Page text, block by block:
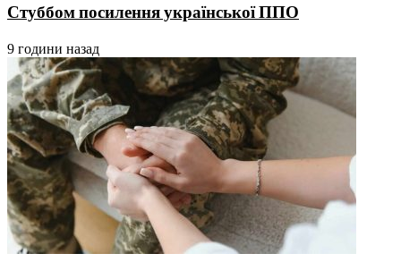
Стуббом посилення української ППО
9 години назад